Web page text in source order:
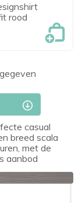
rood
casual
breed scala
met de
aanbod